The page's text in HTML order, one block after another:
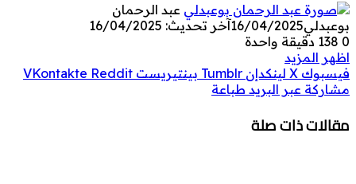
عبد الرحمان
بوعبدلي16/04/2025آخر تحديث: 16/04/2025
0
دقيقة واحدة
اظهر المزيد
فيسبوك ‫X لينكدإن بينتيريست
مشاركة عبر البريد طباعة
مقالات ذات صلة